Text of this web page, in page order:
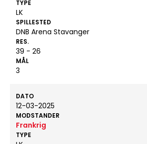
TYPE
LK
SPILLESTED
DNB Arena Stavanger
RES.
39 - 26
MÅL
3
DATO
12-03-2025
MODSTANDER
Frankrig
TYPE